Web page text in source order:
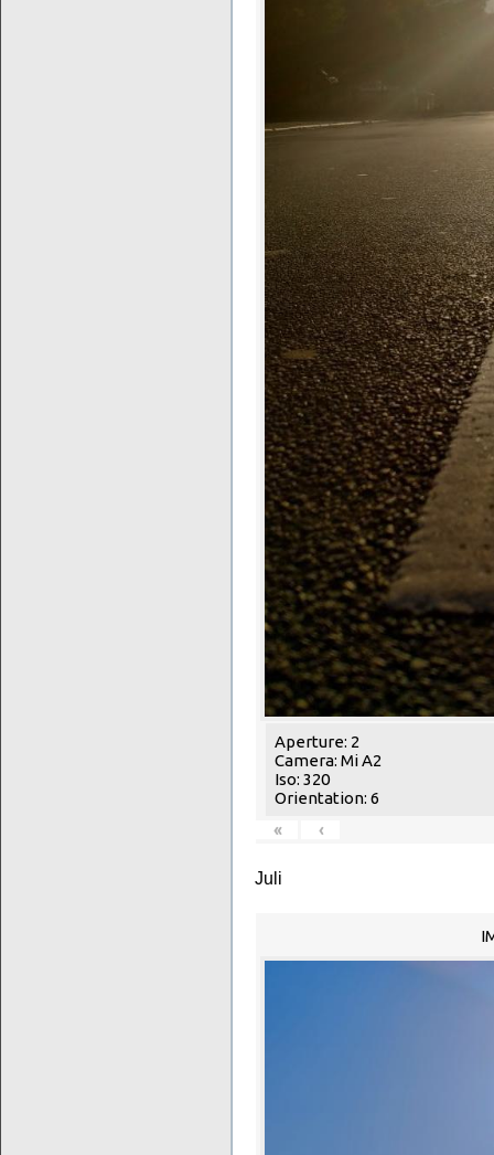
Aperture: 2
Camera: Mi A2
Iso: 320
Orientation: 6
«
‹
Juli